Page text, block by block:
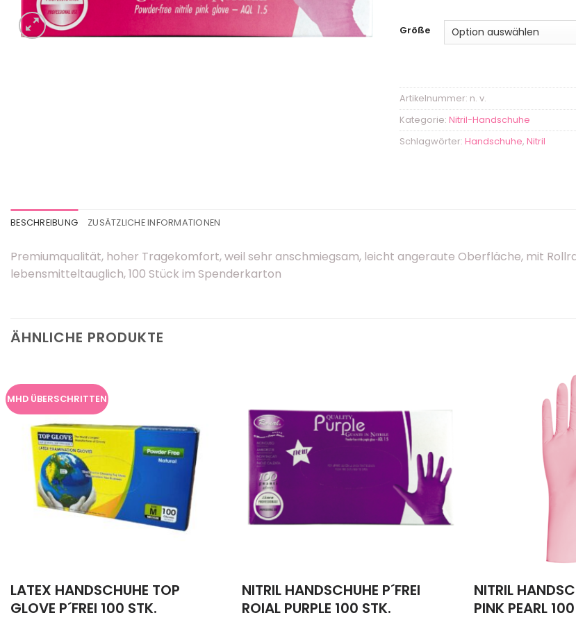
Größe
Artikelnummer: n. v.
Kategorie: Nitril-Handschuhe
Schlagwörter: Handschuhe, Nitril
BESCHREIBUNG ZUSÄTZLICHE INFORMATIONEN
Premiumqualität, hoher Tragekomfort, weil sehr anschmiegsam, leicht angeraute Oberfläche, mit
lebensmitteltauglich, 100 Stück im Spenderkarton
ÄHNLICHE PRODUKTE
MHD ÜBERSCHRITTEN
LATEX HANDSCHUHE TOP
GLOVE P´FREI 100 STK.
NITRIL HANDSCHUHE P´FREI
ROIAL PURPLE 100 STK.
NITRIL
PINK PEARL